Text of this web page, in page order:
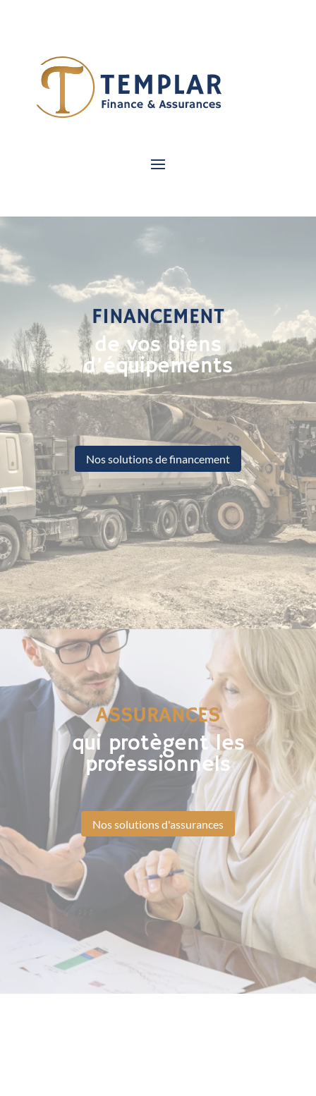
FINANCEMENT
de vos biens
d’équipements
Nos solutions de financement
ASSURANCES
qui protègent les
professionnels
Nos solutions d'assurances